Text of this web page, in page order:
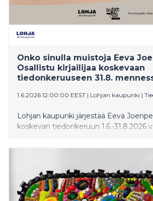
Onko sinulla muistoja Eeva
Osallistu kirjailijaa koskevaan
tiedonkeruuseen 31.8.
1.6.2026 12:00:00 EEST | Lohjan kaupunki |
Lohjan kaupunki järjestää Eeva
koskevan tiedonkeruun 1.6.-31.8.2026